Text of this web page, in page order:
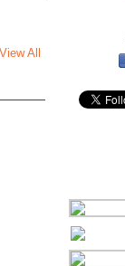
View All